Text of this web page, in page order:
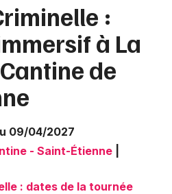
:
à La
de
09/04/2027
- Saint-Étienne
: dates de la tournée
de lieu
Effacer les dates
Ce week-end Autre